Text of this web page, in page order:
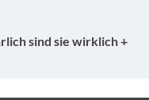
sind sie wirklich +